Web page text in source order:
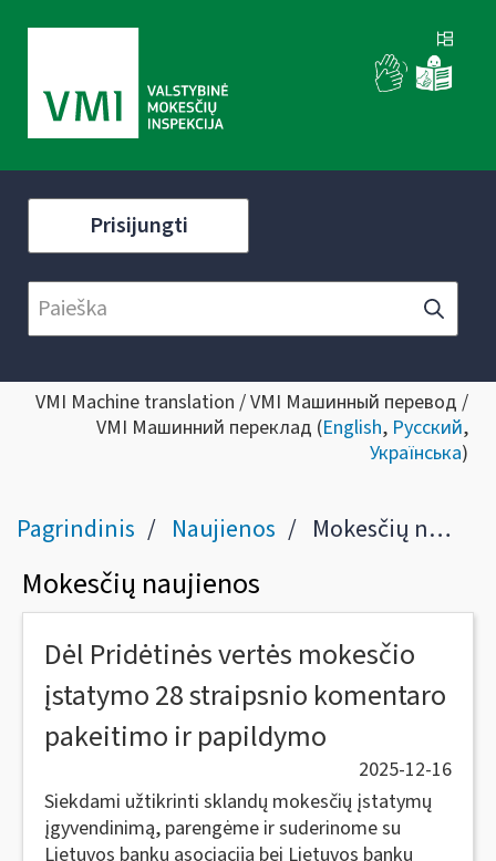
Prisijungti
VMI Machine translation / VMI Машинный перевод /
VMI Машинний переклад (English, Русский,
Українська)
Pagrindinis Naujienos Mokesčių naujienos
Mokesčių naujienos
Dėl Pridėtinės vertės mokesčio
įstatymo 28 straipsnio komentaro
pakeitimo ir papildymo
2025-12-16
Siekdami užtikrinti sklandų mokesčių įstatymų
įgyvendinimą, parengėme ir suderinome su
Lietuvos bankų asociacija bei Lietuvos banku